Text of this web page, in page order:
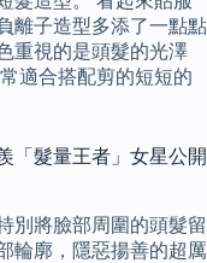
離子造型多添了一點點
重視的是頭髮的光澤
適合搭配剪的短短的
「髮量王者」女星公開
別將臉部周圍的頭髮留
輪廓，隱惡揚善的超厲